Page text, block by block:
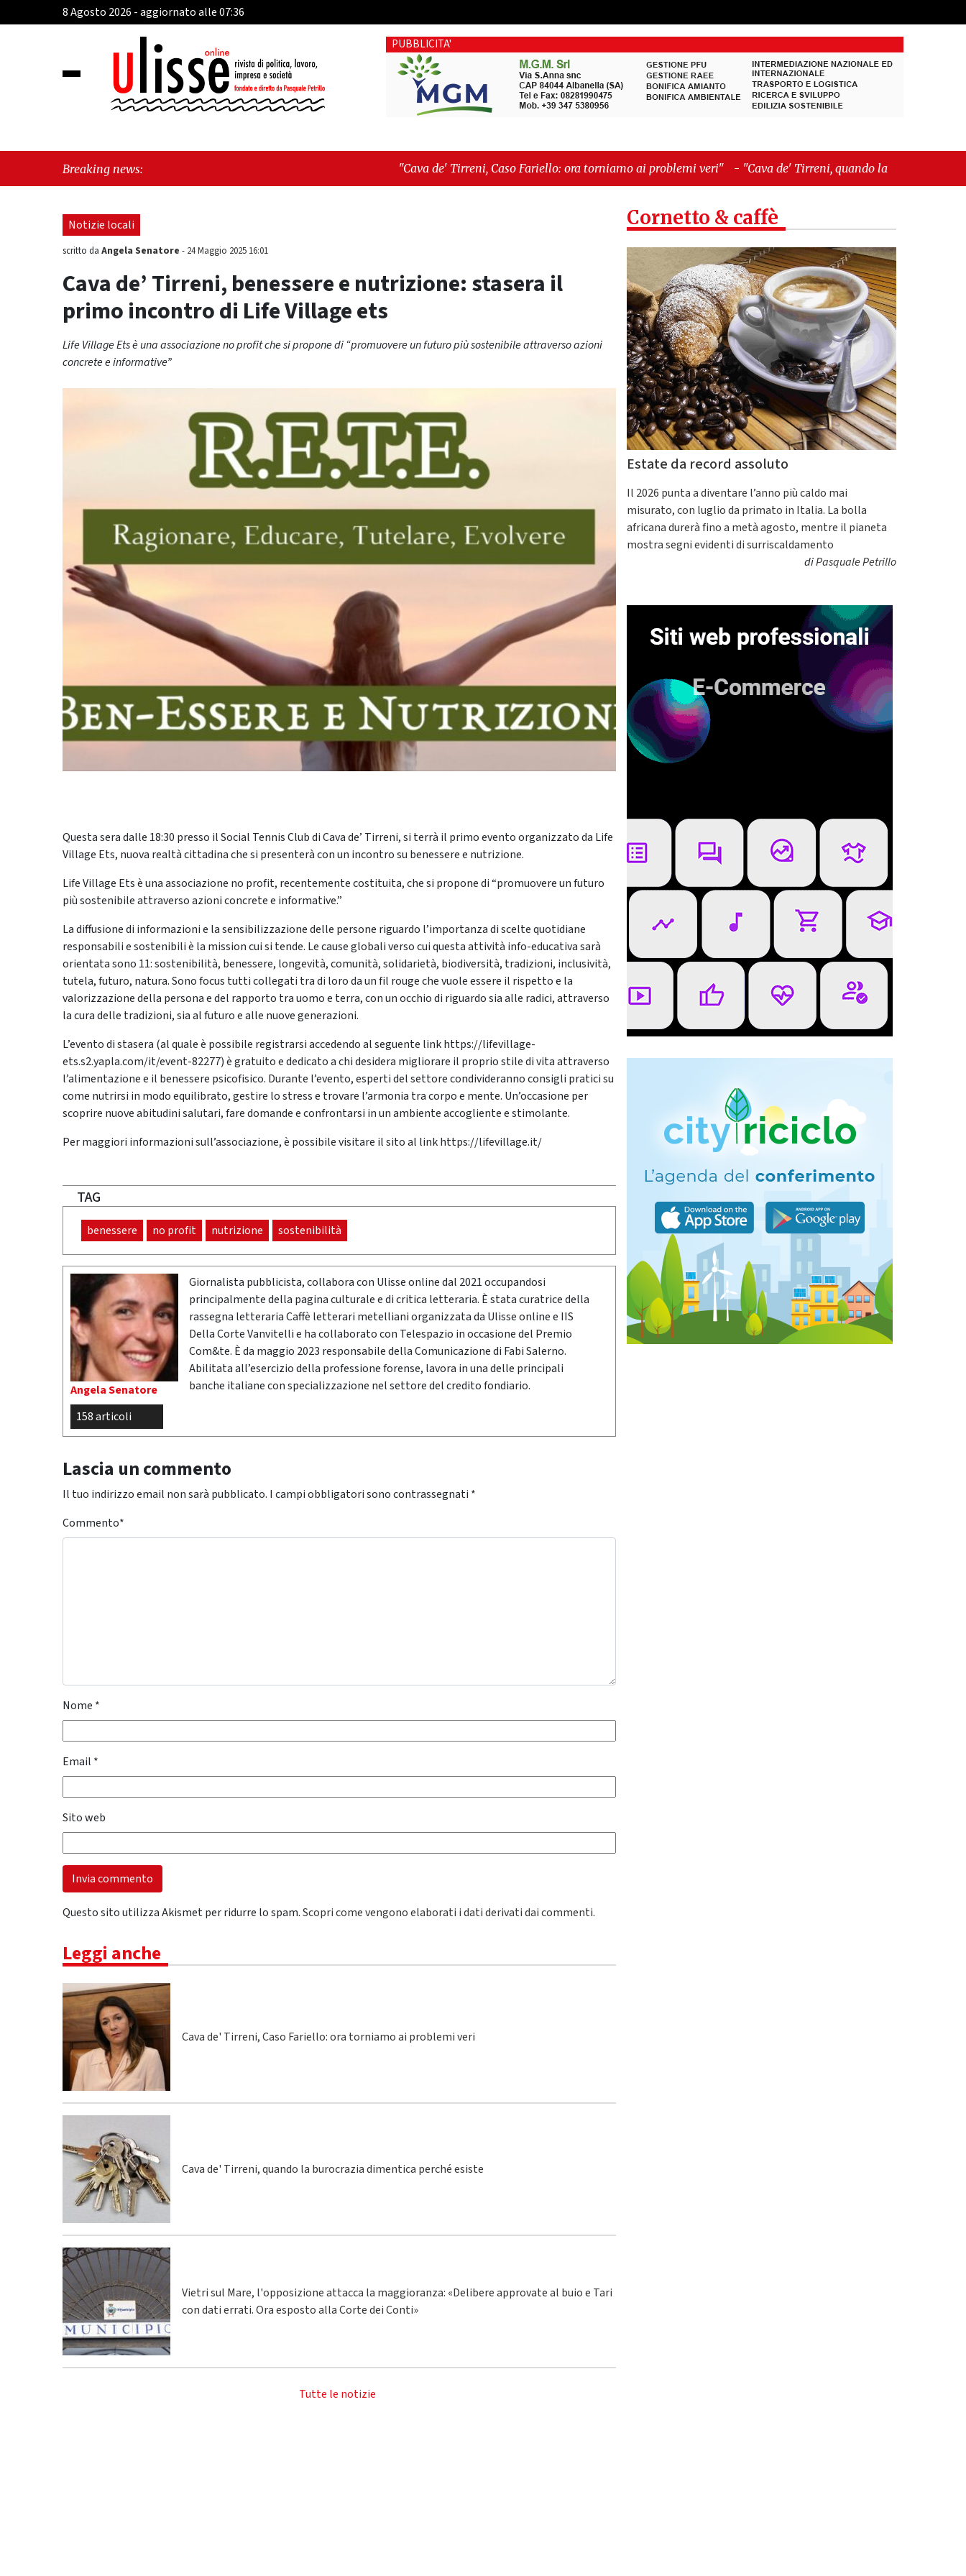
8 Agosto 2026 - aggiornato alle 07:36
PUBBLICITA'
Breaking news: "Cava de' Tirreni, Caso Fariello: ora torniamo ai problemi veri" -"Cava de' Tirreni, quando la burocrazia dimentica
perché esiste"
Notizie locali
scritto da Angela Senatore - 24 Maggio 2025 16:01
Cava de’ Tirreni, benessere e nutrizione: stasera il
primo incontro di Life Village ets
Life Village Ets è una associazione no profit che si propone di “promuovere un futuro più sostenibile attraverso azioni
concrete e informative”
Questa sera dalle 18:30 presso il Social Tennis Club di Cava de’ Tirreni, si terrà il primo evento organizzato da Life
Village Ets, nuova realtà cittadina che si presenterà con un incontro su benessere e nutrizione.
Life Village Ets è una associazione no profit, recentemente costituita, che si propone di “promuovere un futuro
più sostenibile attraverso azioni concrete e informative.”
La diffusione di informazioni e la sensibilizzazione delle persone riguardo l’importanza di scelte quotidiane
responsabili e sostenibili è la mission cui si tende. Le cause globali verso cui questa attività info-educativa sarà
orientata sono 11: sostenibilità, benessere, longevità, comunità, solidarietà, biodiversità, tradizioni, inclusività,
tutela, futuro, natura. Sono focus tutti collegati tra di loro da un fil rouge che vuole essere il rispetto e la
valorizzazione della persona e del rapporto tra uomo e terra, con un occhio di riguardo sia alle radici, attraverso
la cura delle tradizioni, sia al futuro e alle nuove generazioni.
L’evento di stasera (al quale è possibile registrarsi accedendo al seguente link https://lifevillage-
ets.s2.yapla.com/it/event-82277) è gratuito e dedicato a chi desidera migliorare il proprio stile di vita attraverso
l’alimentazione e il benessere psicofisico. Durante l’evento, esperti del settore condivideranno consigli pratici su
come nutrirsi in modo equilibrato, gestire lo stress e trovare l’armonia tra corpo e mente. Un’occasione per
scoprire nuove abitudini salutari, fare domande e confrontarsi in un ambiente accogliente e stimolante.
Per maggiori informazioni sull’associazione, è possibile visitare il sito al link https://lifevillage.it/
TAG
benessere no profit nutrizione sostenibilità
Angela Senatore
158 articoli
Giornalista pubblicista, collabora con Ulisse online dal 2021 occupandosi
principalmente della pagina culturale e di critica letteraria. È stata curatrice della
rassegna letteraria Caffè letterari metelliani organizzata da Ulisse online e IIS
Della Corte Vanvitelli e ha collaborato con Telespazio in occasione del Premio
Com&te. È da maggio 2023 responsabile della Comunicazione di Fabi Salerno.
Abilitata all’esercizio della professione forense, lavora in una delle principali
banche italiane con specializzazione nel settore del credito fondiario.
Lascia un commento
Il tuo indirizzo email non sarà pubblicato. I campi obbligatori sono contrassegnati *
Commento*
Nome *
Email *
Sito web
Questo sito utilizza Akismet per ridurre lo spam.Scopri come vengono elaborati i dati derivati dai commenti.
Leggi anche
Cava de' Tirreni, Caso Fariello: ora torniamo ai problemi veri
Cava de' Tirreni, quando la burocrazia dimentica perché esiste
Vietri sul Mare, l'opposizione attacca la maggioranza: «Delibere approvate al buio e Tari
con dati errati. Ora esposto alla Corte dei Conti»
Tutte le notizie
Cornetto & caffè
Estate da record assoluto
Il 2026 punta a diventare l’anno più caldo mai
misurato, con luglio da primato in Italia. La bolla
africana durerà fino a metà agosto, mentre il pianeta
mostra segni evidenti di surriscaldamento
diPasquale Petrillo